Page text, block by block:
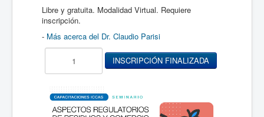
Libre y gratuita. Modalidad Virtual. Requiere
inscripción.
- Más acerca del Dr. Claudio Parisi